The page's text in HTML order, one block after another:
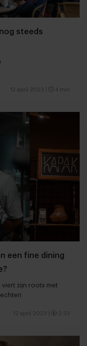
steeds
12 april 2023 4 min
een fine dining
viert zijn roots met
12 april 2023 2:33